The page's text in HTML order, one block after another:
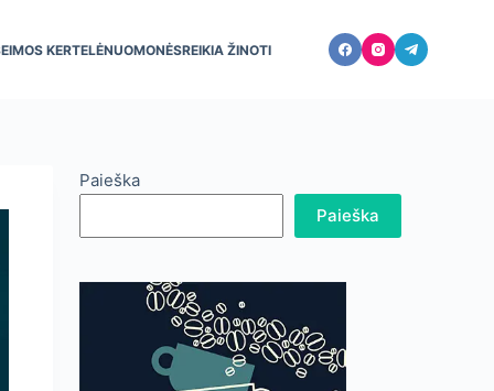
KERTELĖNUOMONĖSREIKIA ŽINOTI
Paieška
Paieška